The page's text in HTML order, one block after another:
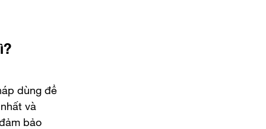
dùng để
và
bảo